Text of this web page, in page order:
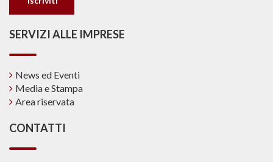
SERVIZI ALLE IMPRESE
News ed Eventi
Media e Stampa
Area riservata
CONTATTI